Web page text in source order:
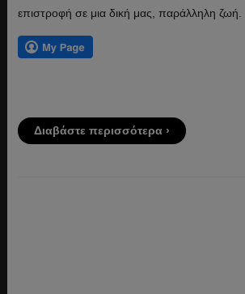
επιστροφή σε μια δική μας, παράλληλη ζωή.
Διαβάστε περισσότερα ›